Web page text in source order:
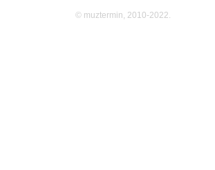
© muztermin, 2010-2022.